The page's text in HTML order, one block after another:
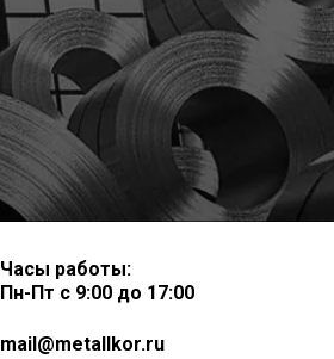
Часы работы:
Пн-Пт с 9:00 до 17:00
mail@metallkor.ru